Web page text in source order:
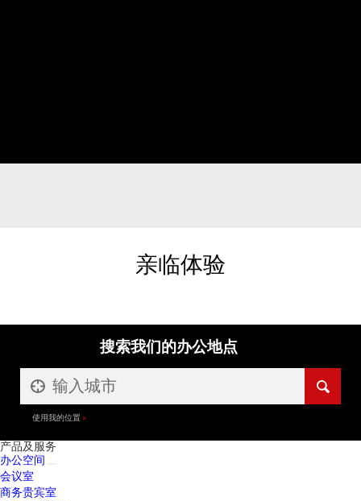
亲临体验
搜索我们的办公地点
使用我的位置
产品及服务
办公空间
会议室
商务贵宾室